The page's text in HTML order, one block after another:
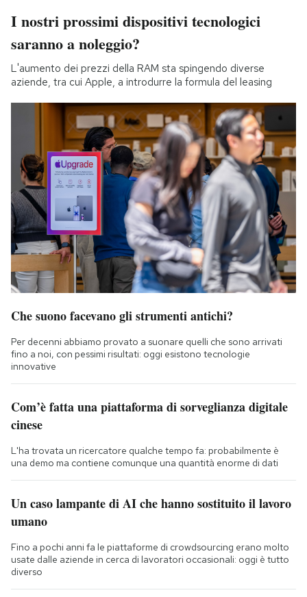
I nostri prossimi dispositivi tecnologici
saranno a noleggio?
L'aumento dei prezzi della RAM sta spingendo diverse
aziende, tra cui Apple, a introdurre la formula del leasing
Che suono facevano gli strumenti antichi?
Per decenni abbiamo provato a suonare quelli che sono arrivati
fino a noi, con pessimi risultati: oggi esistono tecnologie
innovative
Com’è fatta una piattaforma di sorveglianza digitale
cinese
L'ha trovata un ricercatore qualche tempo fa: probabilmente è
una demo ma contiene comunque una quantità enorme di dati
Un caso lampante di AI che hanno sostituito il lavoro
umano
Fino a pochi anni fa le piattaforme di crowdsourcing erano molto
usate dalle aziende in cerca di lavoratori occasionali: oggi è tutto
diverso